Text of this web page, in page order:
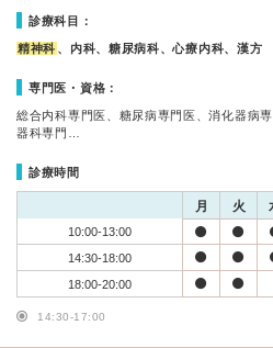
診療科目：
精神科 、内科、糖尿病科、心療内科、漢方
専門医・資格：
総合内科専門医、糖尿病専門医、消化器病
器科専門…
診療時間
月 火
10:00-13:00
14:30-18:00
18:00-20:00
14:30-17:00